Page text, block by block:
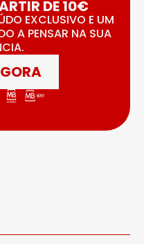
DE 10€
EXCLUSIVO E UM
A PENSAR NA SUA